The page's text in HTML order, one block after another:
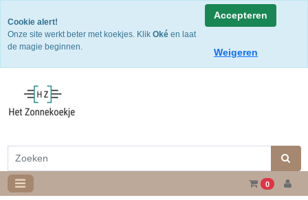
Gratis verzending v.a. €50,- NL of €75,-BE/DU
30 dagen retourtermijn
0
Cookie alert!
Onze site werkt beter met koekjes. Klik Oké en laat
de magie beginnen.
Accepteren
Weigeren